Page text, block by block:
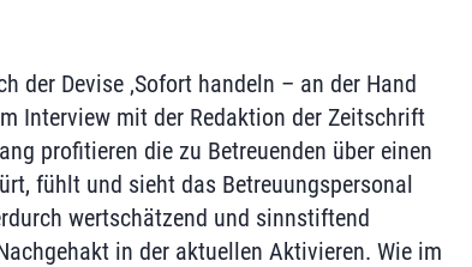
der Devise ‚Sofort handeln – an der Hand
Interview mit der Redaktion der Zeitschrift
profitieren die zu Betreuenden über einen
fühlt und sieht das Betreuungspersonal
wertschätzend und sinnstiftend
in der aktuellen Aktivieren. Wie im